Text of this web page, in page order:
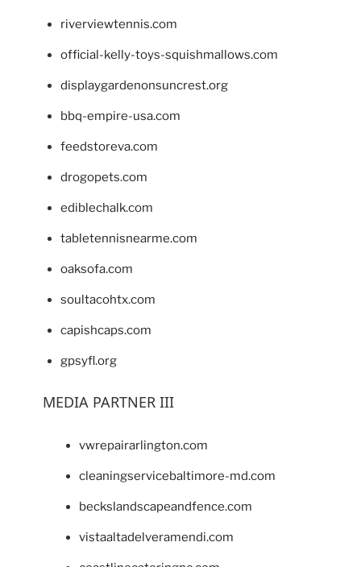
riverviewtennis.com
official-kelly-toys-squishmallows.com
displaygardenonsuncrest.org
bbq-empire-usa.com
feedstoreva.com
drogopets.com
ediblechalk.com
tabletennisnearme.com
oaksofa.com
soultacohtx.com
capishcaps.com
gpsyfl.org
MEDIA PARTNER III
vwrepairarlington.com
cleaningservicebaltimore-md.com
beckslandscapeandfence.com
vistaaltadelveramendi.com